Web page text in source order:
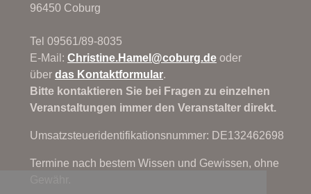
96450 Coburg
Tel 09561/89-8035
E-Mail:Christine.Hamel@coburg.de oder
überdas Kontaktformular.
Bitte kontaktieren Sie bei Fragen zu einzelnen
Veranstaltungen immer den Veranstalter direkt.
Umsatzsteueridentifikationsnummer: DE132462698
Termine nach bestem Wissen und Gewissen, ohne